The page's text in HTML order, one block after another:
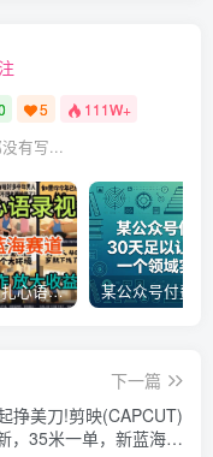
5 111W+
有写...
AI制作老男人扎心语录，5分钟一条，操作简单，流量非常大，保姆级教程
下一篇
挣美刀!剪映(CAPCUT)
，35米一单，新蓝海项